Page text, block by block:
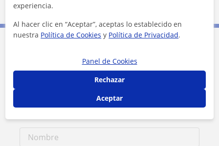
experiencia.
Al hacer clic en “Aceptar”, aceptas lo establecido en
nuestra Política de Cookies y Política de Privacidad.
Panel de Cookies
Rechazar
Aceptar